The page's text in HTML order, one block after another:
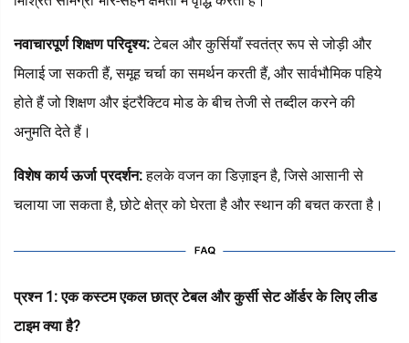
नवाचारपूर्ण शिक्षण परिदृश्य:टेबल और कुर्सियाँ स्वतंत्र रूप से जोड़ी और
मिलाई जा सकती हैं, समूह चर्चा का समर्थन करती हैं, और सार्वभौमिक पहिये
होते हैं जो शिक्षण और इंटरैक्टिव मोड के बीच तेजी से तब्दील करने की
अनुमति देते हैं।
विशेष कार्य ऊर्जा प्रदर्शन:हलके वजन का डिज़ाइन है, जिसे आसानी से
चलाया जा सकता है, छोटे क्षेत्र को घेरता है और स्थान की बचत करता है।
प्रश्न 1: एक कस्टम एकल छात्र टेबल और कुर्सी सेट ऑर्डर के लिए लीड
टाइम क्या है?